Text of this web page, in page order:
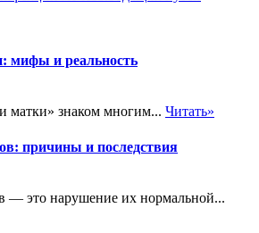
мифы и реальность
матки» знаком многим... Читать»
причины и последствия
— это нарушение их нормальной...